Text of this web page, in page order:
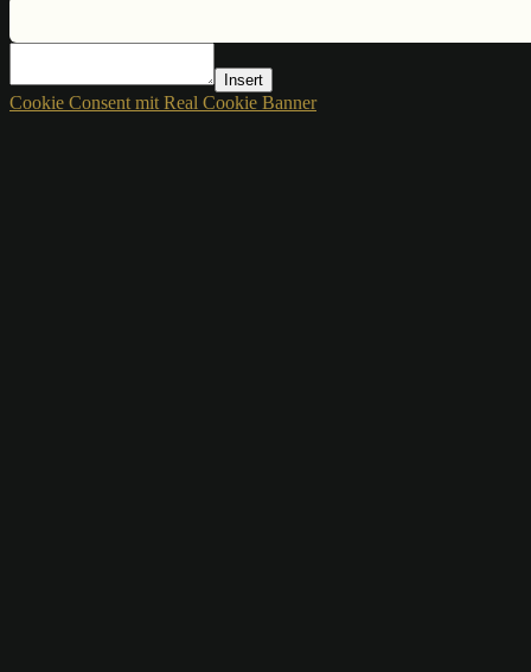
Insert
Cookie Consent mit Real Cookie Banner